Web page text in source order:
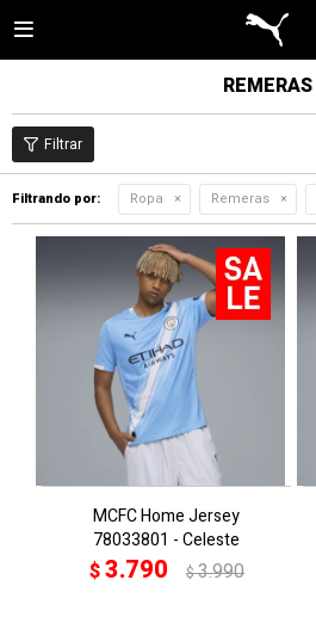

REMERAS
Filtrando por: Ropa Remeras
MCFC Home Jersey
78033801 - Celeste
$3.790 $3.990